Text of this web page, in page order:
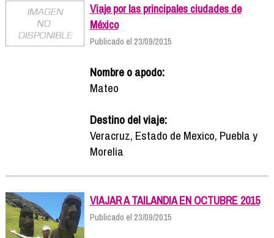
Viaje por las principales ciudades de
México
Publicado el 23/09/2015
Nombre o apodo:
Mateo
Destino del viaje:
Veracruz, Estado de Mexico, Puebla y
Morelia
VIAJAR A TAILANDIA EN OCTUBRE 2015
Publicado el 23/09/2015